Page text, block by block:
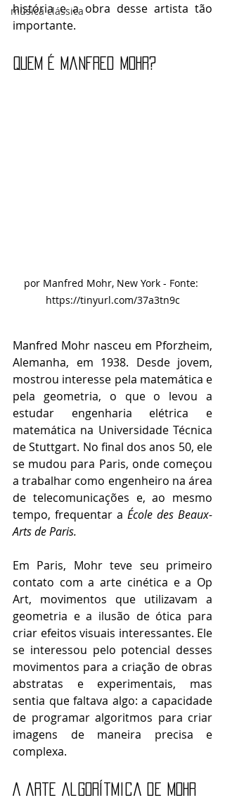
música clássica
história e a obra desse artista tão
importante.
Quem é Manfred Mohr?
por Manfred Mohr, New York - Fonte:
https://tinyurl.com/37a3tn9c
Manfred Mohr nasceu em Pforzheim,
Alemanha, em 1938. Desde jovem,
mostrou interesse pela matemática e
pela geometria, o que o levou a
estudar engenharia elétrica e
matemática na Universidade Técnica
de Stuttgart. No final dos anos 50, ele
se mudou para Paris, onde começou
a trabalhar como engenheiro na área
de telecomunicações e, ao mesmo
tempo, frequentar a École des Beaux-
Arts de Paris.
Em Paris, Mohr teve seu primeiro
contato com a arte cinética e a Op
Art, movimentos que utilizavam a
geometria e a ilusão de ótica para
criar efeitos visuais interessantes. Ele
se interessou pelo potencial desses
movimentos para a criação de obras
abstratas e experimentais, mas
sentia que faltava algo: a capacidade
de programar algoritmos para criar
imagens de maneira precisa e
complexa.
A arte algorítmica de Mohr